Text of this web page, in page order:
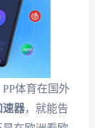
体育在国外
速器，就能告